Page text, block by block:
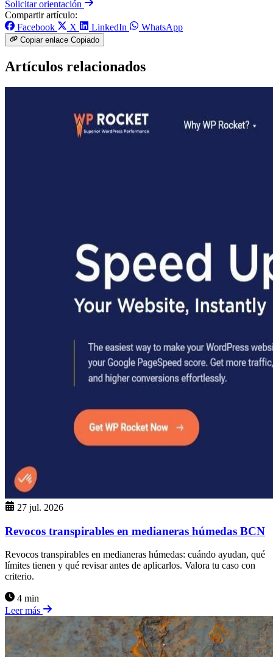
Solicitar orientación
Compartir artículo:
Facebook
X LinkedIn WhatsApp
Copiar enlace Copiado
Artículos relacionados
27 jul. 2026
Revocos transpirables en medianeras húmedas BCN
Revocos transpirables en medianeras húmedas: cuándo ayudan, qué
límites tienen y qué revisar antes de aplicarlos. Valora tu caso con
criterio.
4 min
Leer más